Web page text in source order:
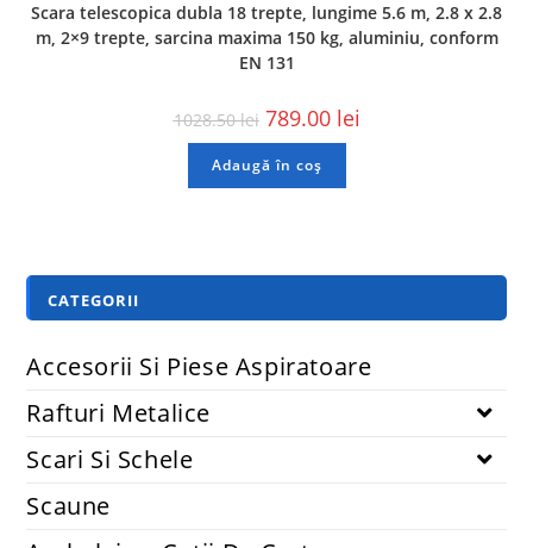
Scara telescopica dubla 18 trepte, lungime 5.6 m, 2.8 x 2.8
m, 2×9 trepte, sarcina maxima 150 kg, aluminiu, conform
EN 131
1028.50lei 789.00 lei
Adaugă în coș
CATEGORII
Accesorii Si Piese Aspiratoare
Rafturi Metalice
Scari Si Schele
Scaune